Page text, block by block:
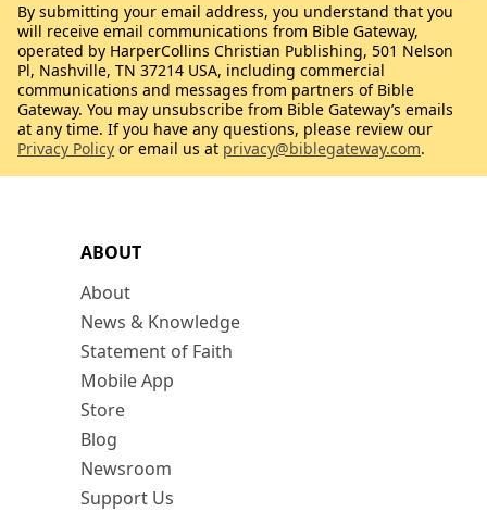
ABOUT
About
News & Knowledge
Statement of Faith
Mobile App
Store
Blog
Newsroom
Support Us
By submitting your email address, you understand that you
will receive email communications from Bible Gateway,
operated by HarperCollins Christian Publishing, 501 Nelson
Pl, Nashville, TN 37214 USA, including commercial
communications and messages from partners of Bible
Gateway. You may unsubscribe from Bible Gateway’s emails
at any time. If you have any questions, please review our
Privacy Policy or email us at privacy@biblegateway.com.